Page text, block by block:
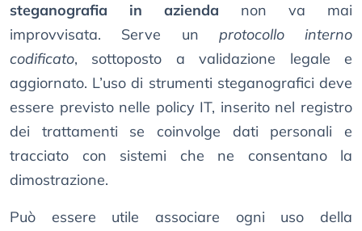
steganografia in azienda non va mai
improvvisata. Serve un protocollo interno
codificato, sottoposto a validazione legale e
aggiornato. L’uso di strumenti steganografici deve
essere previsto nelle policy IT, inserito nel registro
dei trattamenti se coinvolge dati personali e
tracciato con sistemi che ne consentano la
dimostrazione.
Può essere utile associare ogni uso della